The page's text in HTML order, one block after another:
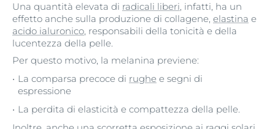
Una quantità elevata di radicali liberi, infatti, ha un
effetto anche sulla produzione di collagene, elastina e
acido ialuronico, responsabili della tonicità e della
lucentezza della pelle.
Per questo motivo, la melanina previene:
La comparsa precoce di rughe e segni di
espressione
La perdita di elasticità e compattezza della pelle.